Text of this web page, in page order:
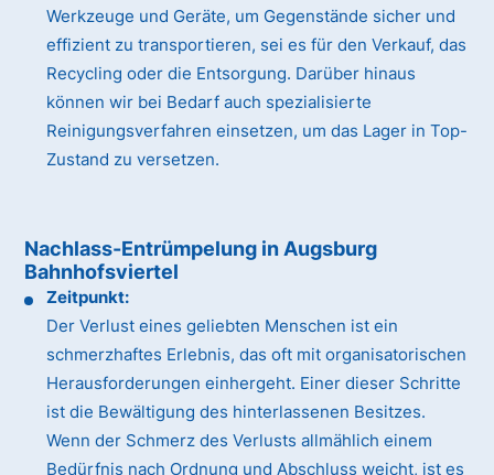
Werkzeuge und Geräte, um Gegenstände sicher und
effizient zu transportieren, sei es für den Verkauf, das
Recycling oder die Entsorgung. Darüber hinaus
können wir bei Bedarf auch spezialisierte
Reinigungsverfahren einsetzen, um das Lager in Top-
Zustand zu versetzen.
Nachlass-Entrümpelung in Augsburg
Bahnhofsviertel
Zeitpunkt:
Der Verlust eines geliebten Menschen ist ein
schmerzhaftes Erlebnis, das oft mit organisatorischen
Herausforderungen einhergeht. Einer dieser Schritte
ist die Bewältigung des hinterlassenen Besitzes.
Wenn der Schmerz des Verlusts allmählich einem
Bedürfnis nach Ordnung und Abschluss weicht, ist es